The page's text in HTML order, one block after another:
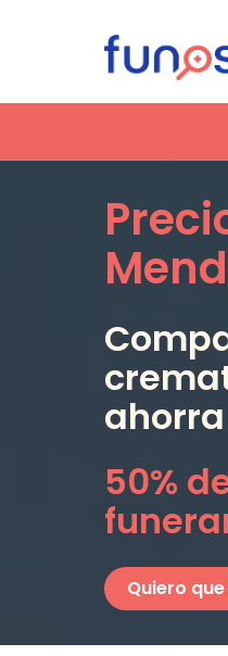
ahorra
50%
Quiero